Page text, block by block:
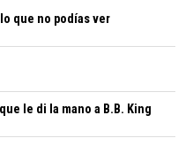
que no podías ver
le di la mano a B.B. King